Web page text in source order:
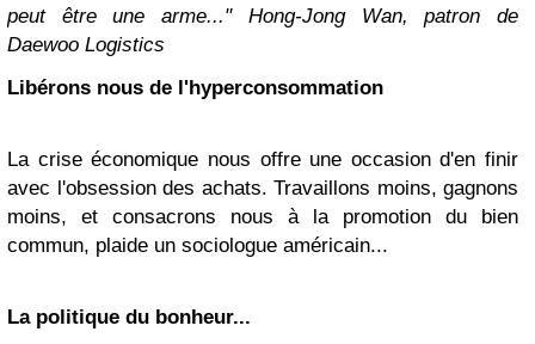
peut être une arme..." Hong-Jong Wan, patron de
Daewoo Logistics
Libérons nous de l'hyperconsommation
La crise économique nous offre une occasion d'en finir
avec l'obsession des achats. Travaillons moins, gagnons
moins, et consacrons nous à la promotion du bien
commun, plaide un sociologue américain...
La politique du bonheur...